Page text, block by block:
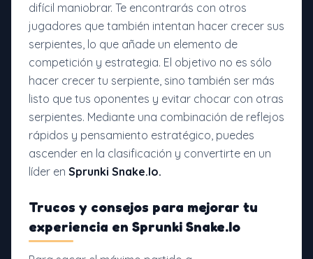
difícil maniobrar. Te encontrarás con otros
jugadores que también intentan hacer crecer sus
serpientes, lo que añade un elemento de
competición y estrategia. El objetivo no es sólo
hacer crecer tu serpiente, sino también ser más
listo que tus oponentes y evitar chocar con otras
serpientes. Mediante una combinación de reflejos
rápidos y pensamiento estratégico, puedes
ascender en la clasificación y convertirte en un
líder en Sprunki Snake.Io.
Trucos y consejos para mejorar tu
experiencia en Sprunki Snake.Io